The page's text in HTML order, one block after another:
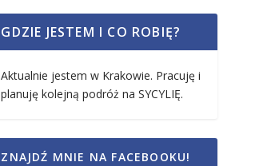
GDZIE JESTEM I CO ROBIĘ?
Aktualnie jestem w Krakowie. Pracuję i
planuję kolejną podróż na SYCYLIĘ.
ZNAJDŹ MNIE NA FACEBOOKU!